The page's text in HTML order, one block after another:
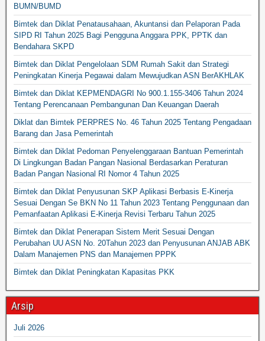
BUMN/BUMD
Bimtek dan Diklat Penatausahaan, Akuntansi dan Pelaporan Pada
SIPD RI Tahun 2025 Bagi Pengguna Anggara PPK, PPTK dan
Bendahara SKPD
Bimtek dan Diklat Pengelolaan SDM Rumah Sakit dan Strategi
Peningkatan Kinerja Pegawai dalam Mewujudkan ASN BerAKHLAK
Bimtek dan Diklat KEPMENDAGRI No 900.1.155-3406 Tahun 2024
Tentang Perencanaan Pembangunan Dan Keuangan Daerah
Diklat dan Bimtek PERPRES No. 46 Tahun 2025 Tentang Pengadaan
Barang dan Jasa Pemerintah
Bimtek dan Diklat Pedoman Penyelenggaraan Bantuan Pemerintah
Di Lingkungan Badan Pangan Nasional Berdasarkan Peraturan
Badan Pangan Nasional RI Nomor 4 Tahun 2025
Bimtek dan Diklat Penyusunan SKP Aplikasi Berbasis E-Kinerja
Sesuai Dengan Se BKN No 11 Tahun 2023 Tentang Penggunaan dan
Pemanfaatan Aplikasi E-Kinerja Revisi Terbaru Tahun 2025
Bimtek dan Diklat Penerapan Sistem Merit Sesuai Dengan
Perubahan UU ASN No. 20Tahun 2023 dan Penyusunan ANJAB ABK
Dalam Manajemen PNS dan Manajemen PPPK
Bimtek dan Diklat Peningkatan Kapasitas PKK
Arsip
Juli 2026